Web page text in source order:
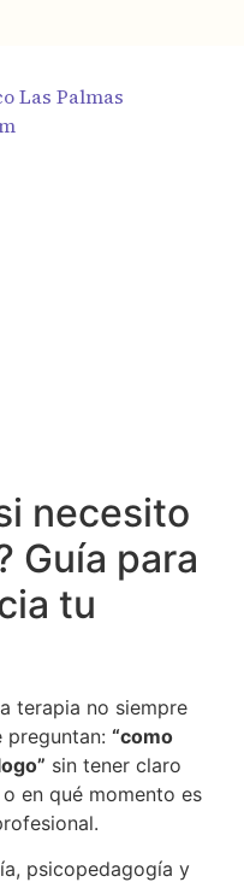
Las Palmas
necesito
Guía para
tu
terapia no siempre
preguntan: “como
sin tener claro
en qué momento es
psicopedagogía y